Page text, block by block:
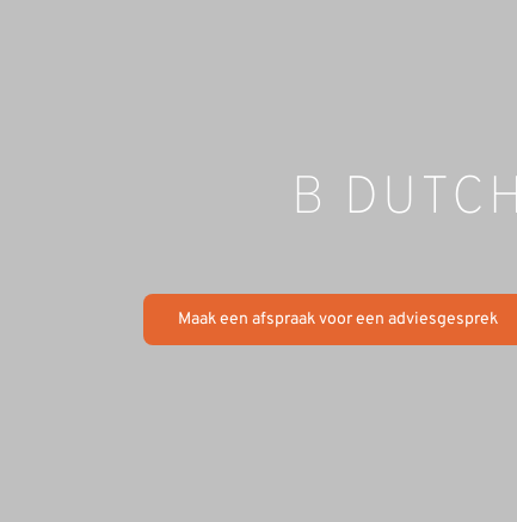
B DUTCH
Maak een afspraak voor een adviesgesprek